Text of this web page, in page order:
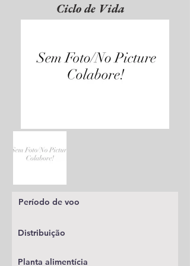
Ciclo de Vida
Período de voo
Distribuição
Planta alimentícia